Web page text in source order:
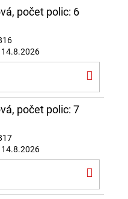
počet polic: 6
14.8.2026
počet polic: 7
14.8.2026